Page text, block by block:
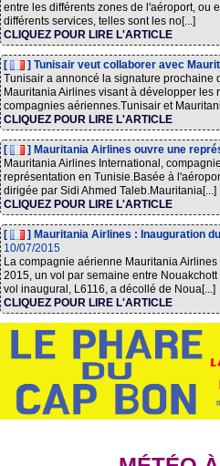
entre les différents zones de l'aéroport, ou
différents services, telles sont les no[...]
CLIQUEZ POUR LIRE L'ARTICLE
[ ] Tunisair veut collaborer avec
Tunisair a annoncé la signature prochaine
Mauritania Airlines visant à développer
compagnies aériennes.Tunisair et
CLIQUEZ POUR LIRE L'ARTICLE
[ ] Mauritania Airlines ouvre une
Mauritania Airlines International,
représentation en Tunisie.Basée à
dirigée par Sidi Ahmed Taleb.Mauritania[...]
CLIQUEZ POUR LIRE L'ARTICLE
[ ] Mauritania Airlines : Inauguration
10/07/2015
La compagnie aérienne Mauritania
2015, un vol par semaine entre
vol inaugural, L6116, a décollé de Noua[...]
CLIQUEZ POUR LIRE L'ARTICLE